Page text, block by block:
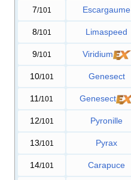
7/101 Escargaume
8/101 Limaspeed
9/101 Viridium
10/101 Genesect
11/101 Genesect
12/101 Pyronille
13/101 Pyrax
14/101 Carapuce